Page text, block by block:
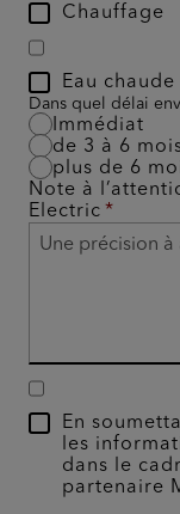
Chauffage
Eau
Dans quel délai
Immédiat
de 3 à 6
plus de 6
Note à
Electric
En
les
dans le
partenaire